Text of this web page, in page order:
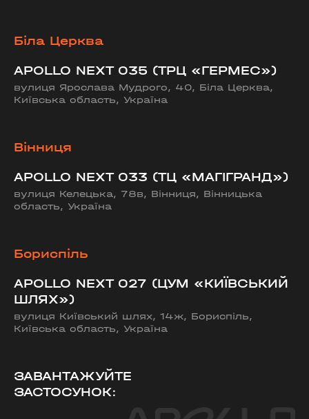
Біла Церква
APOLLO NEXT 035 (ТРЦ «ГЕРМЕС»)
вулиця Ярослава Мудрого, 40, Біла Церква,
Київська область, Україна
Вінниця
APOLLO NEXT 033 (ТЦ «МАГІГРАНД»)
вулиця Келецька, 78в, Вінниця, Вінницька
область, Україна
Бориспіль
APOLLO NEXT 027 (ЦУМ «КИЇВСЬКИЙ
ШЛЯХ»)
вулиця Київський шлях, 14ж, Бориспіль,
Київська область, Україна
ЗАВАНТАЖУЙТЕ
ЗАСТОСУНОК: